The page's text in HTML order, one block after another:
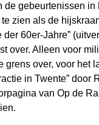
de gebeurtenissen
zien als de
60er-Jahre”
over. Alleen voor
grens over, voor het
in Twente”
van Op de